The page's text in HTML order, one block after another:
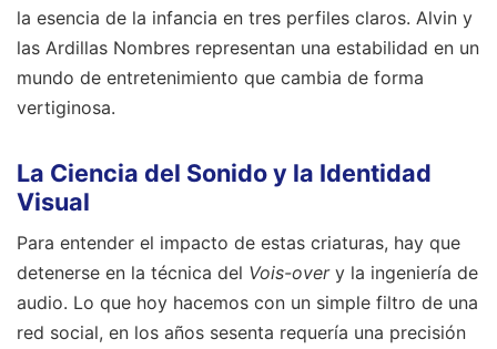
la esencia de la infancia en tres perfiles claros. Alvin y
las Ardillas Nombres representan una estabilidad en un
mundo de entretenimiento que cambia de forma
vertiginosa.
La Ciencia del Sonido y la Identidad
Visual
Para entender el impacto de estas criaturas, hay que
detenerse en la técnica del Vois-overy la ingeniería de
audio. Lo que hoy hacemos con un simple filtro de una
red social, en los años sesenta requería una precisión